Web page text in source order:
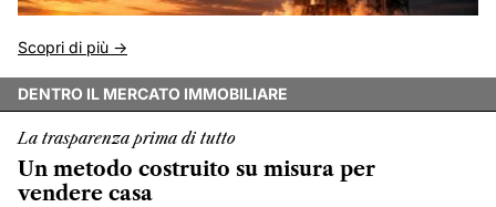
Scopri di più ->
DENTRO IL MERCATO IMMOBILIARE
La trasparenza prima di tutto
Un metodo costruito su misura per
vendere casa